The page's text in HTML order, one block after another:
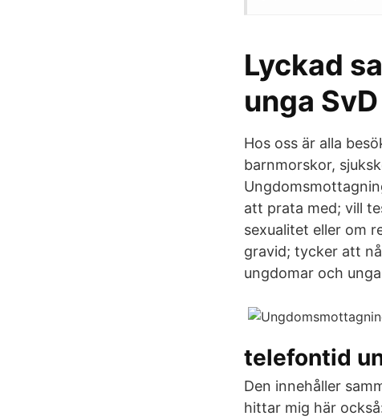
Lyckad
unga SvD
Hos oss är alla
barnmorskor,
att prata med; vill
sexualitet eller om
gravid; tycker att
ungdomar och
telefontid
Den innehåller
hittar mig här